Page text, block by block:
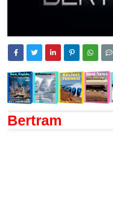
Bertram